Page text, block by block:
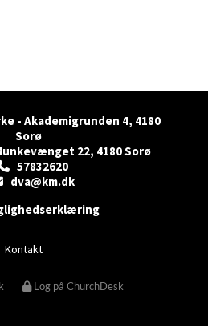
- Akademigrunden 4, 4180
Sorø
22, 4180 Sorø
57832620
dva@km.dk
Kontakt
Log på ChurchDesk